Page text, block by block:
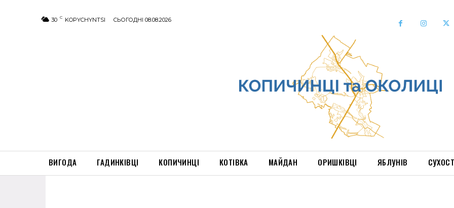
30 C KOPYCHYNTSI СЬОГОДНІ 08.08.2026
ВИГОДА ГАДИНКІВЦІ КОПИЧИНЦІ КОТІВКА МАЙДАН ОРИШКІВЦІ ЯБЛУНІВ